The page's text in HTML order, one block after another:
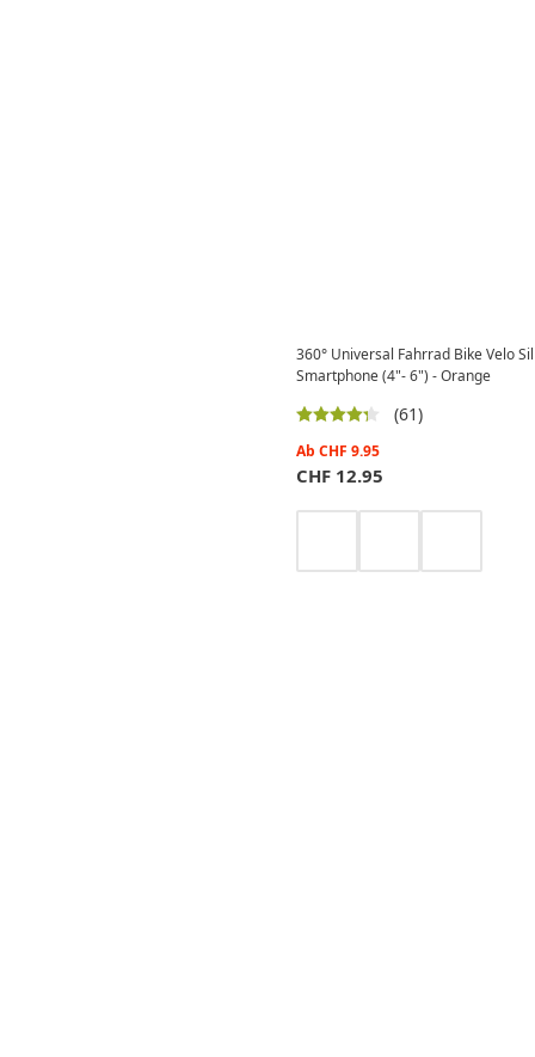
360° Universal Fahrrad Bike Velo
Smartphone (4"- 6") - Orange
(61)
Ab CHF 9.95
CHF 12.95